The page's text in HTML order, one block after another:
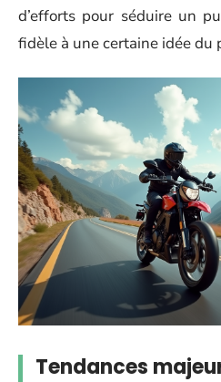
d’efforts pour séduire un
fidèle à une certaine idée du
Tendances